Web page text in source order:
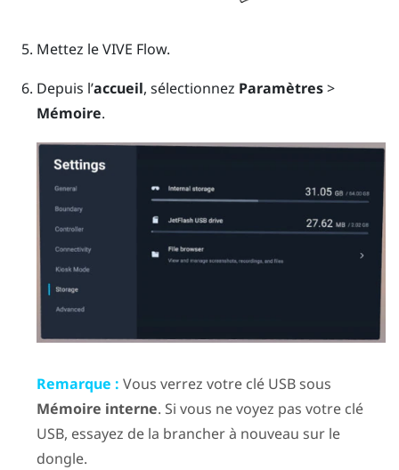
Mettez leVIVE Flow.
Depuis l’accueil, sélectionnez Paramètres>
Mémoire.
Remarque : Vous verrez votre clé USB sous
Mémoire interne. Si vous ne voyez pas votre clé
USB, essayez de la brancher à nouveau sur le
dongle.